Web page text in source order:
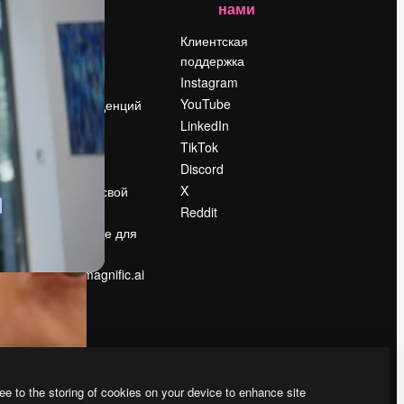
Цены
О нас
Reviews
Вакансии
Поиск тенденций
События
Продайте свой
Помещение для
Ищете magnific.ai
нами
Клиентская
поддержка
Instagram
YouTube
LinkedIn
TikTok
Discord
X
Reddit
to the storing of cookies on your device to enhance site